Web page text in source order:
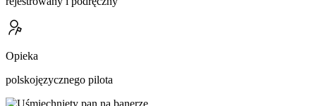
Opieka
polskojęzycznego pilota